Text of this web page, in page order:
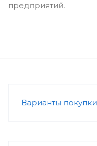
предприятий.
Варианты покупки